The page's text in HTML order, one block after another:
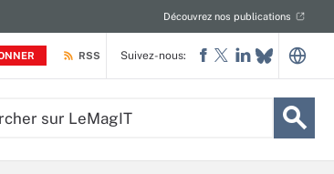
Découvrez nos publications
RSS Suivez-nous: